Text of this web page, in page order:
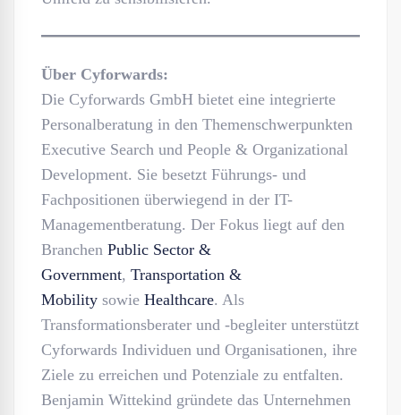
Über Cyforwards:
Die Cyforwards GmbH bietet eine integrierte
Personalberatung in den Themenschwerpunkten
Executive Search und People & Organizational
Development. Sie besetzt Führungs- und
Fachpositionen überwiegend in der IT-
Managementberatung. Der Fokus liegt auf den
Branchen Public Sector &
Government, Transportation &
Mobility sowie Healthcare. Als
Transformationsberater und -begleiter unterstützt
Cyforwards Individuen und Organisationen, ihre
Ziele zu erreichen und Potenziale zu entfalten.
Benjamin Wittekind gründete das Unternehmen